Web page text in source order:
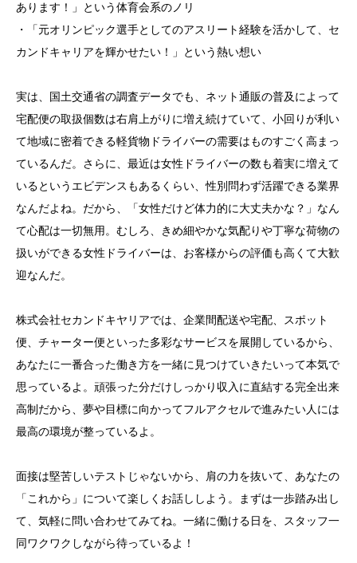
あります！」という体育会系のノリ
・「元オリンピック選手としてのアスリート経験を活かして、セ
カンドキャリアを輝かせたい！」という熱い想い
実は、国土交通省の調査データでも、ネット通販の普及によって
宅配便の取扱個数は右肩上がりに増え続けていて、小回りが利い
て地域に密着できる軽貨物ドライバーの需要はものすごく高まっ
ているんだ。さらに、最近は女性ドライバーの数も着実に増えて
いるというエビデンスもあるくらい、性別問わず活躍できる業界
なんだよね。だから、「女性だけど体力的に大丈夫かな？」なん
て心配は一切無用。むしろ、きめ細やかな気配りや丁寧な荷物の
扱いができる女性ドライバーは、お客様からの評価も高くて大歓
迎なんだ。
株式会社セカンドキヤリアでは、企業間配送や宅配、スポット
便、チャーター便といった多彩なサービスを展開しているから、
あなたに一番合った働き方を一緒に見つけていきたいって本気で
思っているよ。頑張った分だけしっかり収入に直結する完全出来
高制だから、夢や目標に向かってフルアクセルで進みたい人には
最高の環境が整っているよ。
面接は堅苦しいテストじゃないから、肩の力を抜いて、あなたの
「これから」について楽しくお話ししよう。まずは一歩踏み出し
て、気軽に問い合わせてみてね。一緒に働ける日を、スタッフ一
同ワクワクしながら待っているよ！